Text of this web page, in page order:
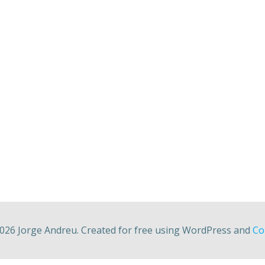
Jorge Andreu. Created for free using WordPress and